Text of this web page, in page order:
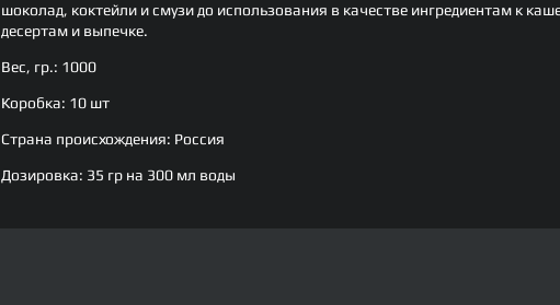
шоколад, коктейли и смузи до использования в качестве ингредиентам к
десертам и выпечке.
Вес, гр.: 1000
Коробка: 10 шт
Страна происхождения: Россия
Дозировка: 35 гр на 300 мл воды